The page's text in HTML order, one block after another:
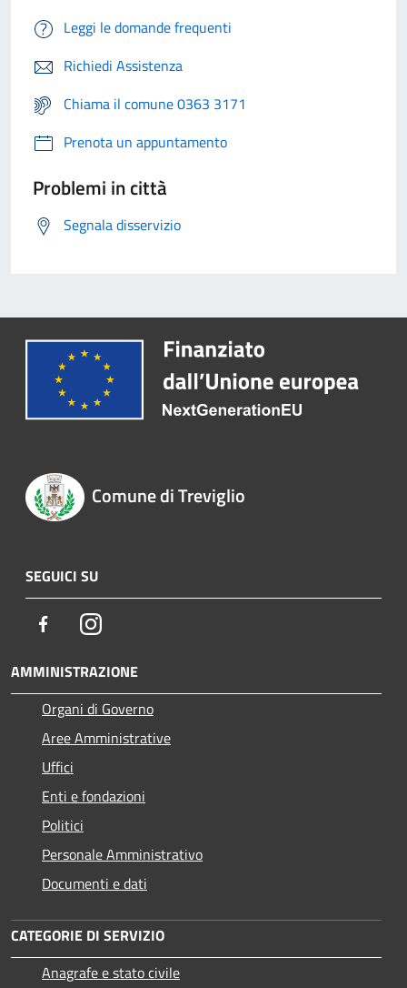
Leggi le domande frequenti
Richiedi Assistenza
Chiama il comune 0363 3171
Prenota un appuntamento
Problemi in città
Segnala disservizio
Comune di Treviglio
SEGUICI SU
FacebookInstagram
AMMINISTRAZIONE
Organi di Governo
Aree Amministrative
Uffici
Enti e fondazioni
Politici
Personale Amministrativo
Documenti e dati
CATEGORIE DI SERVIZIO
Anagrafe e stato civile